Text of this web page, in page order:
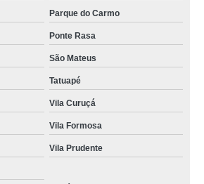
Parque do Carmo
Ponte Rasa
São Mateus
Tatuapé
Vila Curuçá
Vila Formosa
Vila Prudente